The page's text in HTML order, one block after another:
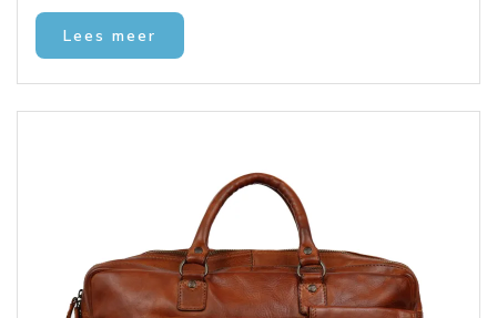
Lees meer